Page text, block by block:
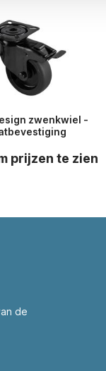
zwenkwiel -
prijzen te zien
de